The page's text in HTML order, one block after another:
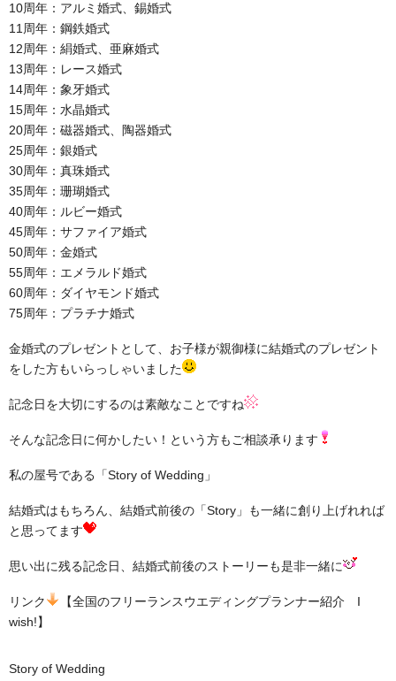
10周年：アルミ婚式、錫婚式
11周年：鋼鉄婚式
12周年：絹婚式、亜麻婚式
13周年：レース婚式
14周年：象牙婚式
15周年：水晶婚式
20周年：磁器婚式、陶器婚式
25周年：銀婚式
30周年：真珠婚式
35周年：珊瑚婚式
40周年：ルビー婚式
45周年：サファイア婚式
50周年：金婚式
55周年：エメラルド婚式
60周年：ダイヤモンド婚式
75周年：プラチナ婚式
金婚式のプレゼントとして、お子様が親御様に結婚式のプレゼント
をした方もいらっしゃいました
記念日を大切にするのは素敵なことですね
そんな記念日に何かしたい！という方もご相談承ります
私の屋号である「Story of Wedding」
結婚式はもちろん、結婚式前後の「Story」も一緒に創り上げれれば
と思ってます
思い出に残る記念日、結婚式前後のストーリーも是非一緒に
リンク
【全国のフリーランスウエディングプランナー紹介 I
wish!】
Story of Wedding